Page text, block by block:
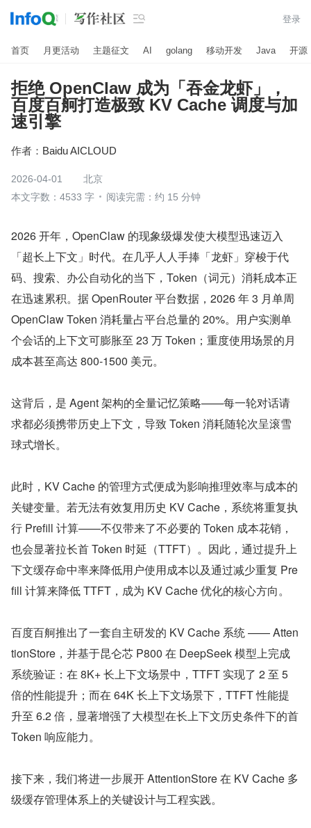
 登录
首页 月更活动 主题征文 AI golang 移动开发 Java 开源
拒绝 OpenClaw 成为「吞金龙虾」，
百度百舸打造极致 KV Cache 调度与加
速引擎
作者： Baidu AICLOUD
2026-04-01
北京
本文字数：4533 字
阅读完需：约 15 分钟
2026 开年，OpenClaw 的现象级爆发使大模型迅速迈入
「超长上下文」时代。在几乎人人手捧「龙虾」穿梭于代
码、搜索、办公自动化的当下，Token（词元）消耗成本正
在迅速累积。据 OpenRouter 平台数据，2026 年 3 月单周
OpenClaw Token 消耗量占平台总量的 20%。用户实测单
个会话的上下文可膨胀至 23 万 Token；重度使用场景的月
成本甚至高达 800-1500 美元。
这背后，是 Agent 架构的全量记忆策略——每一轮对话请
求都必须携带历史上下文，导致 Token 消耗随轮次呈滚雪
球式增长。
此时，KV Cache 的管理方式便成为影响推理效率与成本的
关键变量。若无法有效复用历史 KV Cache，系统将重复执
行 Prefill 计算——不仅带来了不必要的 Token 成本花销，
也会显著拉长首 Token 时延（TTFT）。因此，通过提升上
下文缓存命中率来降低用户使用成本以及通过减少重复 Pre
fill 计算来降低 TTFT，成为 KV Cache 优化的核心方向。
百度百舸推出了一套自主研发的 KV Cache 系统 —— Atten
tionStore，并基于昆仑芯 P800 在 DeepSeek 模型上完成
系统验证：在 8K+ 长上下文场景中，TTFT 实现了 2 至 5
倍的性能提升；而在 64K 长上下文场景下，TTFT 性能提
升至 6.2 倍，显著增强了大模型在长上下文历史条件下的首
Token 响应能力。
接下来，我们将进一步展开 AttentionStore 在 KV Cache 多
级缓存管理体系上的关键设计与工程实践。